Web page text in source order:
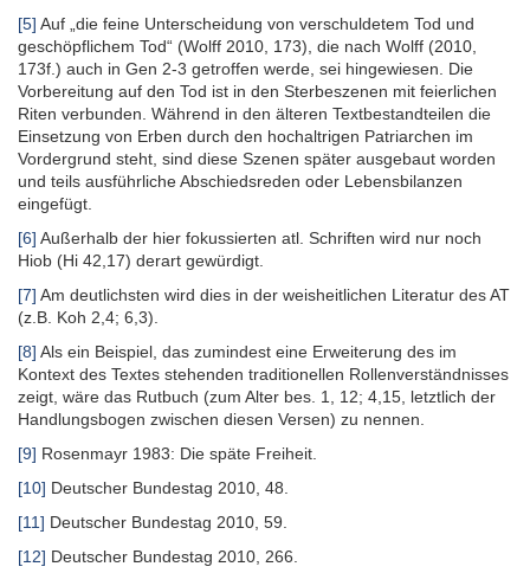
[5] Auf „die feine Unterscheidung von verschuldetem Tod und
geschöpflichem Tod“ (Wolff 2010, 173), die nach Wolff (2010,
173f.) auch in Gen 2-3 getroffen werde, sei hingewiesen. Die
Vorbe­reitung auf den Tod ist in den Sterbe­szenen mit feierlichen
Riten verbunden. Während in den älteren Textbestandteilen die
Einsetzung von Erben durch den hoch­altrigen Patriarchen im
Vordergrund steht, sind diese Szenen später ausgebaut worden
und teils ausführliche Abschieds­reden oder Lebens­bilanzen
eingefügt.
[6] Außerhalb der hier fokussierten atl. Schriften wird nur noch
Hiob (Hi 42,17) derart gewürdigt.
[7] Am deutlichsten wird dies in der weisheit­lichen Literatur des AT
(z.B. Koh 2,4; 6,3).
[8] Als ein Beispiel, das zumindest eine Erweiterung des im
Kontext des Textes stehenden traditionellen Rollen­verständnisses
zeigt, wäre das Rutbuch (zum Alter bes. 1, 12; 4,15, letztlich der
Handlungs­bogen zwischen diesen Versen) zu nennen.
[9] Rosenmayr 1983: Die späte Freiheit.
[10] Deutscher Bundestag 2010, 48.
[11] Deutscher Bundestag 2010, 59.
[12] Deutscher Bundestag 2010, 266.